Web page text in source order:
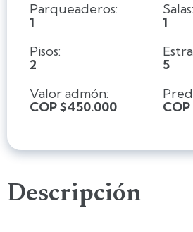
Parqueaderos:
1
Salas:
1
Pisos:
2
5
Valor admón:
COP $450.000
Descripción